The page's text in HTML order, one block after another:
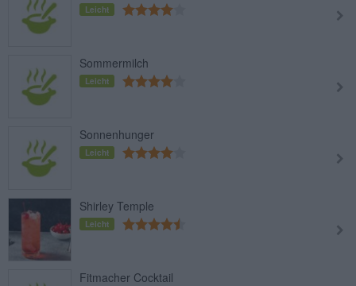
Leicht
Sommermilch
Leicht
Sonnenhunger
Leicht
Shirley Temple
Leicht
Fitmacher Cocktail